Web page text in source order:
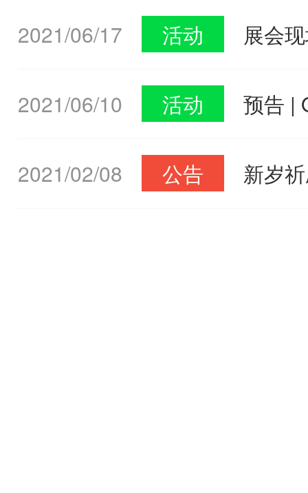
2021/06/17 活动 展会
展览会
2021/06/10 活动 预告 |
域盛会
2021/02/08 公告 新岁